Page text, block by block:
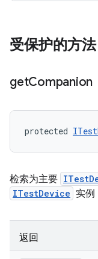
受保护的方法
getCompanion
protected
检索为主要
ITestDevice 实例
返回